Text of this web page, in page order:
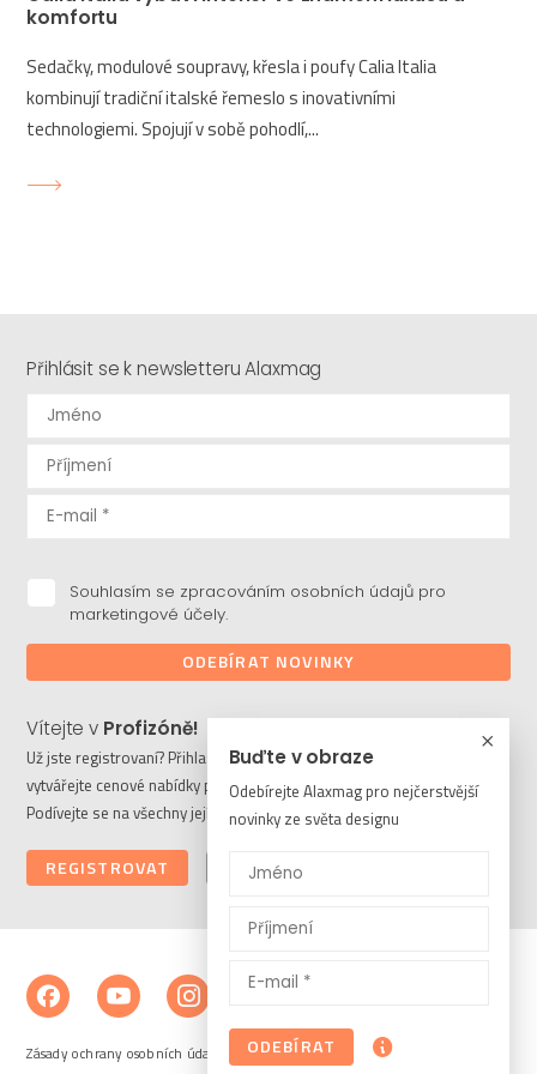
komfortu
Sedačky, modulové soupravy, křesla i poufy Calia Italia
kombinují tradiční italské řemeslo s inovativními
technologiemi. Spojují v sobě pohodlí,...
Buďte v obraze
Odebírejte Alaxmag pro nejčerstvější
novinky ze světa designu
ODEBÍRAT
Přihlásit se k newsletteru Alaxmag
Souhlasím se zpracováním osobních údajů pro
marketingové účely.
ODEBÍRAT NOVINKY
Vítejte v Profizóně!
Už jste registrovaní? Přihlaste se a stahujte potřebné soubory či
vytvářejte cenové nabídky pro vaše klienty. Ještě nejste členem?
Podívejte se na všechny její výhody a registrujte se ještě dnes.
REGISTROVAT PŘIHLÁSIT
Zásady ochrany osobních údajů a cookies